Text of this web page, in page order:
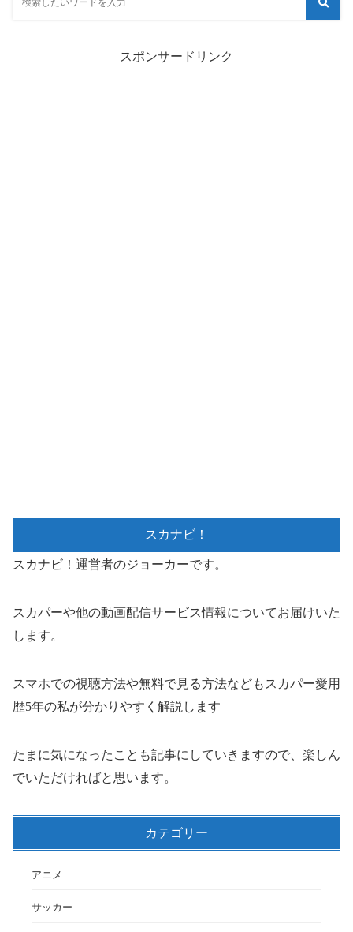
スポンサードリンク
スカナビ！
スカナビ！運営者のジョーカーです。
スカパーや他の動画配信サービス情報についてお届けいた
します。
スマホでの視聴方法や無料で見る方法などもスカパー愛用
歴5年の私が分かりやすく解説します
たまに気になったことも記事にしていきますので、楽しん
でいただければと思います。
カテゴリー
アニメ
サッカー